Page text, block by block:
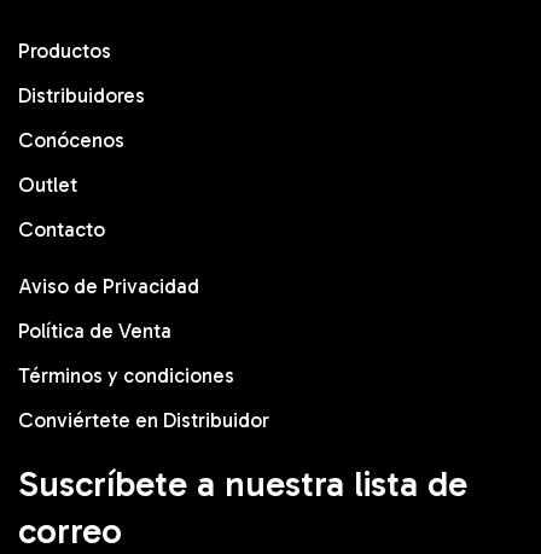
Productos
Distribuidores
Conócenos
Outlet
Contacto
Aviso de Privacidad
Política de Venta
Términos y condiciones
Conviértete en Distribuidor
Suscríbete a nuestra lista de
correo